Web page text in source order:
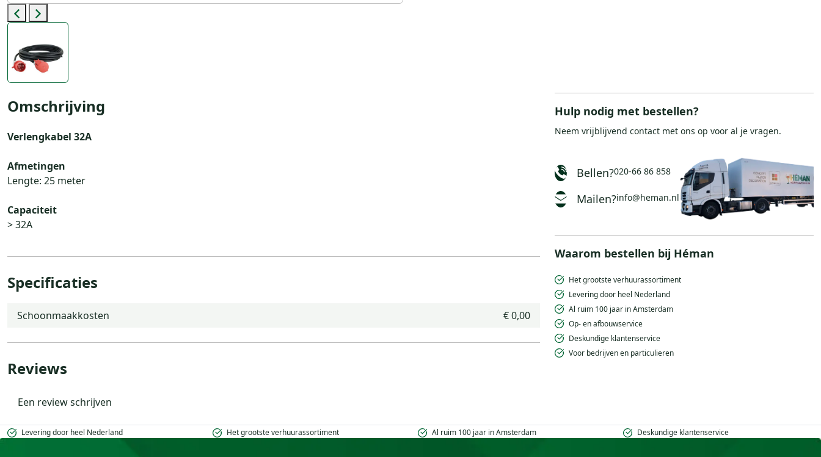
Previous
Next
Omschrijving
Verlengkabel 32A
Afmetingen
Lengte: 25 meter
Capaciteit
> 32A
Specificaties
Schoonmaakkosten € 0,00
Reviews
Een review schrijven
Hulp nodig met bestellen?
Neem vrijblijvend contact met ons op voor al je vragen.
Bellen?020-66 86 858
Mailen?info@heman.nl
Waarom bestellen bij Héman
Het grootste verhuurassortiment
Levering door heel Nederland
Al ruim 100 jaar in Amsterdam
Op- en afbouwservice
Deskundige klantenservice
Voor bedrijven en particulieren
Levering door heel Nederland Het grootste verhuurassortiment Al ruim 100 jaar in Amsterdam Deskundige klantenservice